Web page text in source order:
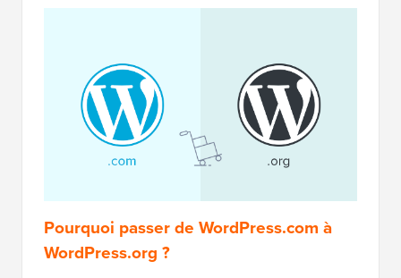
Pourquoi passer de WordPress.com à
WordPress.org ?